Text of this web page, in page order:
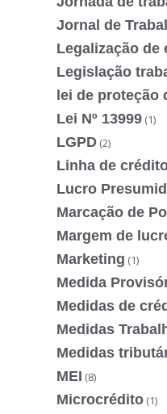
Jornal de
Legalização de
Legislação
lei de proteção
Lei Nº 13999 (1)
LGPD (2)
Linha de
Lucro
Marcação de
Margem de
Marketing (1)
Medida
Medidas de
Medidas
Medidas
MEI (8)
Microcrédito (1)